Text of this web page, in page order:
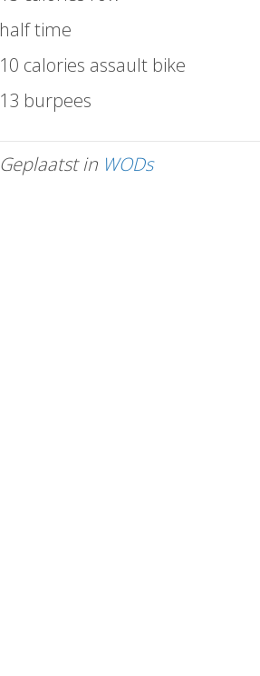
half time
10 calories assault bike
13 burpees
Geplaatst in WODs